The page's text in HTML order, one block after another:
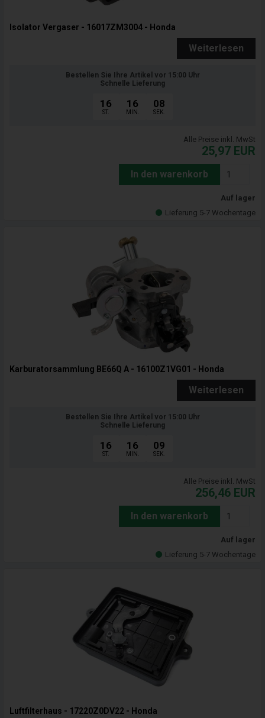
Isolator Vergaser - 16017ZM3004 - Honda
Weiterlesen
Bestellen Sie Ihre Artikel vor 15:00 Uhr
Schnelle Lieferung
16
ST.
16
MIN.
07
SEK.
Alle Preise inkl. MwSt
25,97 EUR
In den warenkorb
Auf lager
Lieferung 5-7 Wochentage
Karburatorsammlung BE66Q A - 16100Z1VG01 - Honda
Weiterlesen
Bestellen Sie Ihre Artikel vor 15:00 Uhr
Schnelle Lieferung
16
ST.
16
MIN.
07
SEK.
Alle Preise inkl. MwSt
256,46 EUR
In den warenkorb
Auf lager
Lieferung 5-7 Wochentage
Luftfilterhaus - 17220Z0DV22 - Honda